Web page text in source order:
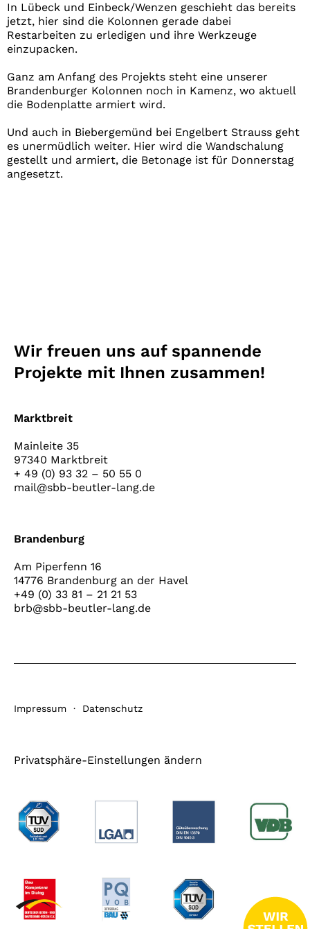
In Lübeck und Einbeck/Wenzen geschieht das bereits
jetzt, hier sind die Kolonnen gerade dabei
Restarbeiten zu erledigen und ihre Werkzeuge
einzupacken.
Ganz am Anfang des Projekts steht eine unserer
Brandenburger Kolonnen noch in Kamenz, wo aktuell
die Bodenplatte armiert wird.
Und auch in Biebergemünd bei Engelbert Strauss geht
es unermüdlich weiter. Hier wird die Wandschalung
gestellt und armiert, die Betonage ist für Donnerstag
angesetzt.
Wir freuen uns auf spannende
Projekte mit Ihnen zusammen!
Marktbreit
Mainleite 35
97340 Marktbreit
+ 49 (0) 93 32 – 50 55 0
mail@sbb-beutler-lang.de
Brandenburg
Am Piperfenn 16
14776 Brandenburg an der Havel
+49 (0) 33 81 – 21 21 53
brb@sbb-beutler-lang.de
Privatsphäre-Einstellungen ändern
Impressum · Datenschutz